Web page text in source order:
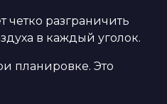
разграничить
в каждый уголок.
планировке. Это